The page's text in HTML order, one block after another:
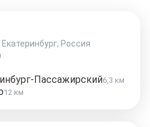
Россия
Пассажирский6,3 км
12 км